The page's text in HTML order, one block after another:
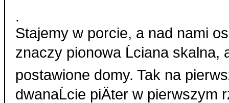
.
Stajemy w porcie, a nad nami
znaczy pionowa Ĺciana
postawione domy. Tak na
dwanaĹcie piÄter w pierwszym